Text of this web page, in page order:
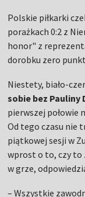
Polskie piłkarki
porażkach 0:2 z
honor" z
dorobku zero
Niestety, biało-
sobie bez Pauliny
pierwszej połowie
Od tego czasu nie
piątkowej sesji w
wprost o to, czy to
w grze,
– Wszystkie